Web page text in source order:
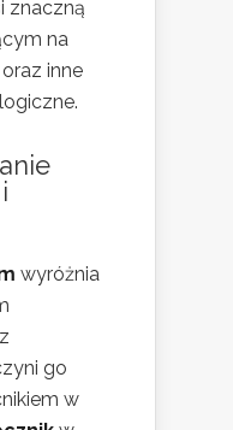
znaczną
na
inne
wyróżnia
go
w